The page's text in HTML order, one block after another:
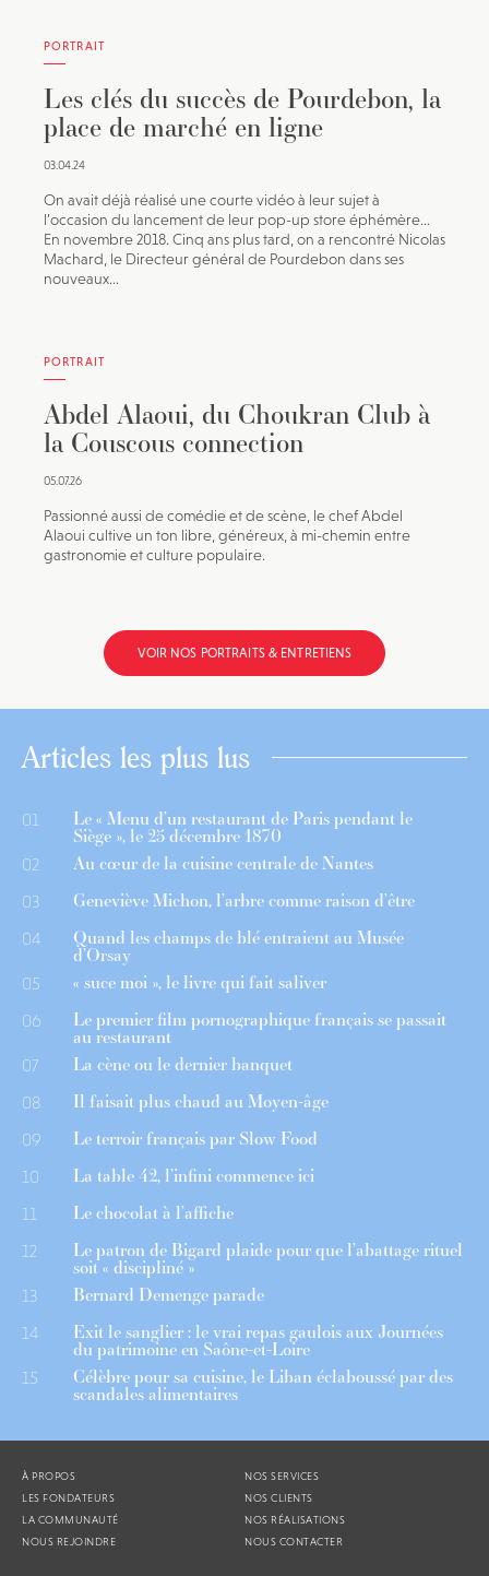
PORTRAIT
Les clés du succès de Pourdebon, la
place de marché en ligne
03.04.24
On avait déjà réalisé une courte vidéo à leur sujet à
l’occasion du lancement de leur pop-up store éphémère…
En novembre 2018. Cinq ans plus tard, on a rencontré Nicolas
Machard, le Directeur général de Pourdebon dans ses
nouveaux...
PORTRAIT
Abdel Alaoui, du Choukran Club à
la Couscous connection
05.07.26
Passionné aussi de comédie et de scène, le chef Abdel
Alaoui cultive un ton libre, généreux, à mi-chemin entre
gastronomie et culture populaire.
VOIR NOS PORTRAITS & ENTRETIENS
Articles les plus lus
01 Le « Menu d’un restaurant de Paris pendant le
Siège », le 25 décembre 1870
02 Au cœur de la cuisine centrale de Nantes
03 Geneviève Michon, l’arbre comme raison d’être
04 Quand les champs de blé entraient au Musée
d’Orsay
05 « suce moi », le livre qui fait saliver
06 Le premier film pornographique français se passait
au restaurant
07 La cène ou le dernier banquet
08 Il faisait plus chaud au Moyen-âge
09 Le terroir français par Slow Food
10 La table 42, l’infini commence ici
11 Le chocolat à l’affiche
12 Le patron de Bigard plaide pour que l’abattage rituel
soit « discipliné »
13 Bernard Demenge parade
14 Exit le sanglier : le vrai repas gaulois aux Journées
du patrimoine en Saône-et-Loire
15 Célèbre pour sa cuisine, le Liban éclaboussé par des
scandales alimentaires
À PROPOS
LES FONDATEURS
LA COMMUNAUTÉ
NOUS REJOINDRE
NOS SERVICES
NOS CLIENTS
NOS RÉALISATIONS
NOUS CONTACTER